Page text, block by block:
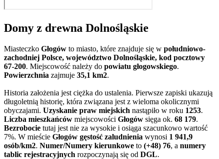
Domy z drewna Dolnośląskie
Miasteczko Głogów to miasto, które znajduje się w południowo-
zachodniej Polsce, województwo Dolnośląskie, kod pocztowy
67-200. Miejscowość należy do powiatu głogowskiego.
Powierzchnia zajmuje 35,1 km2.
Historia założenia jest ciężka do ustalenia. Pierwsze zapiski ukazują
długoletnią historię, która związana jest z wieloma okolicznymi
obyczajami. Uzyskanie praw miejskich nastąpiło w roku 1253.
Liczba mieszkańców miejscowości Głogów sięga ok. 68 179.
Bezrobocie tutaj jest nie za wysokie i osiąga szacunkowo wartość
7%. W mieście Głogów gęstość zaludnienia wynosi 1 941,9
osób/km2. Numer/Numery kierunkowe to (+48) 76, a numery
tablic rejestracyjnych rozpoczynają się od DGL.